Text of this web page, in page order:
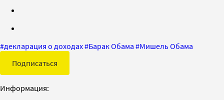
#декларация о доходах#Барак Обама #Мишель Обама
Подписаться
Информация: